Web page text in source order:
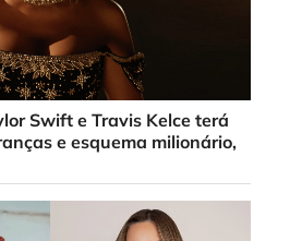
Swift e Travis Kelce terá
e esquema milionário,